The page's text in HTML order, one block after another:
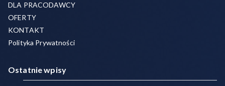
DLA PRACODAWCY
OFERTY
KONTAKT
Polityka Prywatności
Ostatnie wpisy